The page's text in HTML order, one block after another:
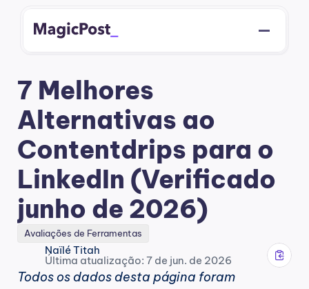
7 Melhores
Alternativas ao
Contentdrips para o
LinkedIn (Verificado
junho de 2026)
Avaliações de Ferramentas
Naïlé Titah
Última atualização: 7 de jun. de 2026
Todos os dados desta página foram